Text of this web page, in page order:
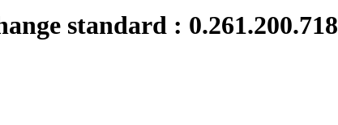
standard : 0.261.200.718